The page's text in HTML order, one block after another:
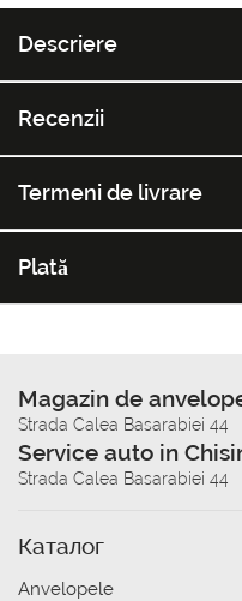
Descriere
Recenzii
Termeni de livrare
Plată
Magazin de
Strada Calea Basarabiei 44
Service auto in
Strada Calea Basarabiei 44
Каталог
Anvelopele